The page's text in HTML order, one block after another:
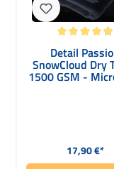
Detail
SnowCloud Dry
1500 GSM -
Prix régulier :
17,90 €*